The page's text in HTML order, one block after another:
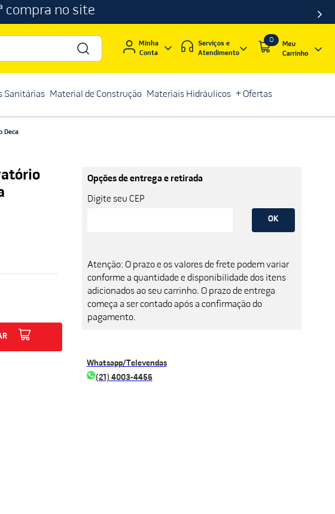
compra no site
Minha
Conta
Serviços e
Atendimento
0
Sanitárias Material de Construção Materiais Hidráulicos + Ofertas
Deca
Opções de entrega e retirada
Digite seu CEP
OK
Atenção: O prazo e os valores de frete podem variar
conforme a quantidade e disponibilidade dos itens
adicionados ao seu carrinho. O prazo de entrega
começa a ser contado após a confirmação do
pagamento.
Whatsapp/Televendas
(21) 4003-4456